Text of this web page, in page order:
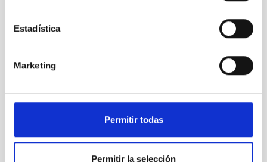
Estadística
Marketing
Permitir todas
Permitir la selección
Desde el IAC siempre
estamos buscando gente
con talento.